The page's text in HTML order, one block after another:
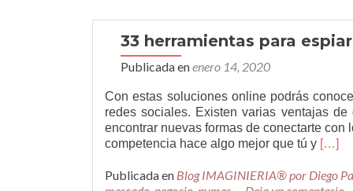
33 herramientas para
Publicada enenero 14, 2020
Con estas soluciones online podrás
redes sociales. Existen varias ventajas
encontrar nuevas formas de conectarte
competencia hace algo mejor que tú y Leer
[…]
Publicada en Blog IMAGINIERIA® por Diego